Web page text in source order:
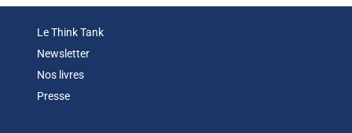
Le Think Tank
Newsletter
Nos livres
Presse